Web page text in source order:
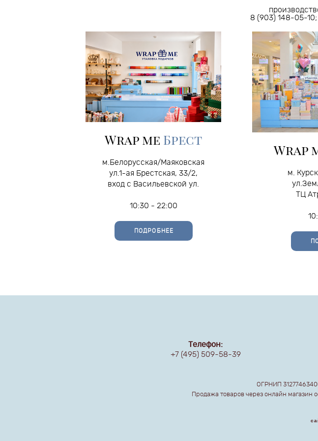
8 (903) 148-05-
Wrap me Брест
м.Белорусcкая/Маяковская
ул.1-ая Брестская, 33/2,
вход с Васильевской ул.
10:30 - 22:00
ПОДРОБНЕЕ
Wrap
м.
ТЦ
Телефон:
+7 (495) 509-58-39
ОГРНИП
Продажа товаров через онлайн магазин